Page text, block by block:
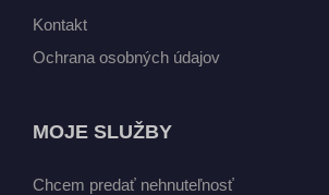
Kontakt
Ochrana osobných údajov
MOJE SLUŽBY
Chcem predať nehnuteľnosť